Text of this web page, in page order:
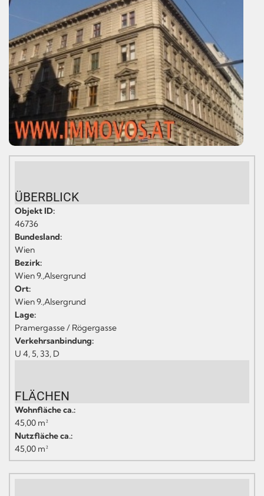
ÜBERBLICK
Objekt ID:
46736
Bundesland:
Wien
Bezirk:
Wien 9.,Alsergrund
Ort:
Wien 9.,Alsergrund
Lage:
Pramergasse / Rögergasse
Verkehrsanbindung:
U 4, 5, 33, D
FLÄCHEN
Wohnfläche ca.:
45,00 m²
Nutzfläche ca.:
45,00 m²